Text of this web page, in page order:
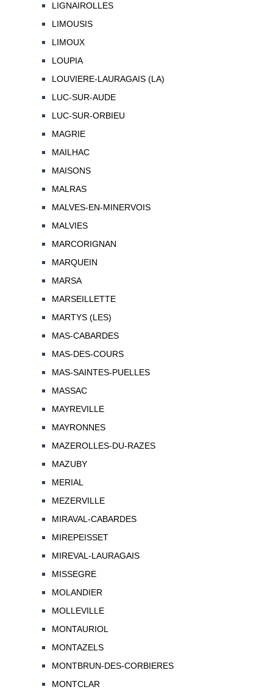
LIGNAIROLLES
LIMOUSIS
LIMOUX
LOUPIA
LOUVIERE-LAURAGAIS (LA)
LUC-SUR-AUDE
LUC-SUR-ORBIEU
MAGRIE
MAILHAC
MAISONS
MALRAS
MALVES-EN-MINERVOIS
MALVIES
MARCORIGNAN
MARQUEIN
MARSA
MARSEILLETTE
MARTYS (LES)
MAS-CABARDES
MAS-DES-COURS
MAS-SAINTES-PUELLES
MASSAC
MAYREVILLE
MAYRONNES
MAZEROLLES-DU-RAZES
MAZUBY
MERIAL
MEZERVILLE
MIRAVAL-CABARDES
MIREPEISSET
MIREVAL-LAURAGAIS
MISSEGRE
MOLANDIER
MOLLEVILLE
MONTAURIOL
MONTAZELS
MONTBRUN-DES-CORBIERES
MONTCLAR